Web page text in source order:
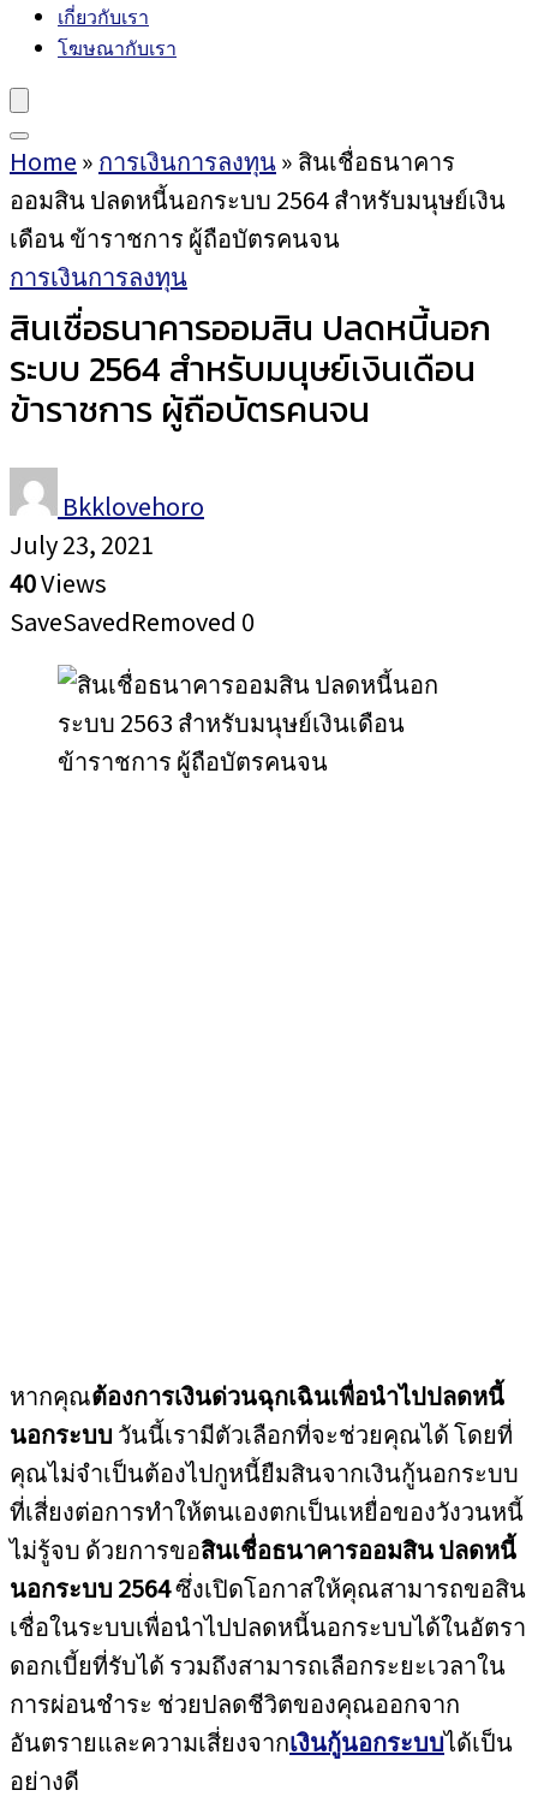
เกี่ยวกับเรา
โฆษณากับเรา
Home » การเงินการลงทุน» สินเชื่อธนาคาร
ออมสิน ปลดหนี้นอกระบบ 2564 สำหรับมนุษย์เงิน
เดือน ข้าราชการ ผู้ถือบัตรคนจน
การเงินการลงทุน
สินเชื่อธนาคารออมสิน ปลดหนี้นอก
ระบบ 2564 สำหรับมนุษย์เงินเดือน
ข้าราชการ ผู้ถือบัตรคนจน
Bkklovehoro
July 23, 2021
40Views
SaveSavedRemoved 0
หากคุณต้องการเงินด่วนฉุกเฉินเพื่อนำไปปลดหนี้
นอกระบบ วันนี้เรามีตัวเลือกที่จะช่วยคุณได้ โดยที่
คุณไม่จำเป็นต้องไปกูหนี้ยืมสินจากเงินกู้นอกระบบ
ที่เสี่ยงต่อการทำให้ตนเองตกเป็นเหยื่อของวังวนหนี้
ไม่รู้จบ ด้วยการขอสินเชื่อธนาคารออมสิน ปลดหนี้
นอกระบบ 2564ซึ่งเปิดโอกาสให้คุณสามารถขอสิน
เชื่อในระบบเพื่อนำไปปลดหนี้นอกระบบได้ในอัตรา
ดอกเบี้ยที่รับได้ รวมถึงสามารถเลือกระยะเวลาใน
การผ่อนชำระ ช่วยปลดชีวิตของคุณออกจาก
อันตรายและความเสี่ยงจากเงินกู้นอกระบบได้เป็น
อย่างดี